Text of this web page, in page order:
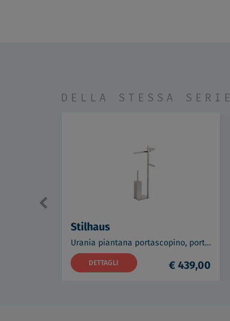
DELLA STESSA SERIE
Stilhaus
Urania piantana portascopino, portasalviette, portarotolo e portasapone ottone cromato codice prod: 000U21M08
DETTAGLI € 439,00